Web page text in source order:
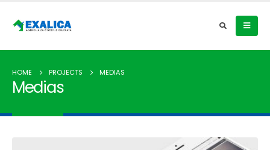
HOME PROJECTS MEDIAS
Medias